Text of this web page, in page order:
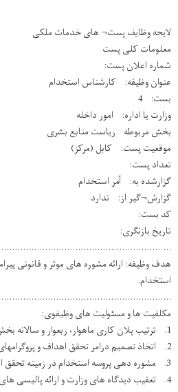
لایحه وظایف پست¬ های خدمات ملکی
معلومات کلی پست
شماره اعلان پست:
عنوان وظیفه: کارشناس استخدام
بست: 4
وزارت یا اداره: امور داخله
بخش مربوطه ریاست منابع بشری
موقعیت پست: کابل (مرکز)
تعداد پست:
گزارشده به: آمر استخدام
گزارش¬گیر از: ندارد
کد بست:
تاریخ بازنگری:
هدف وظیفه: ارائه مشوره های موثر و قانونی
استخدام.
مکلفیت ها و مسئولیت های وظیفوی:
1. ترتیب پلان کاری ماهوار، ربعوار و سالانه بخش مربوطه درمطابقت با پلان عمومی ریاست ، بمنظوررسیدن به اهداف تعین شده وزارت.
2. اتخاذ تصمیم درامر تحقق اهداف و پروگرامهای بخش مربوط.
3. مشوره دهی پروسه استخدام در زمینه تحقق اهداف وزارت و ترتیب پالیسی و پروسیجرهای استخدامی.
4. تعقیب دیدگاه های وزارت و ارائه پالیسی های لازم طبق قانون خدمات ملکی.